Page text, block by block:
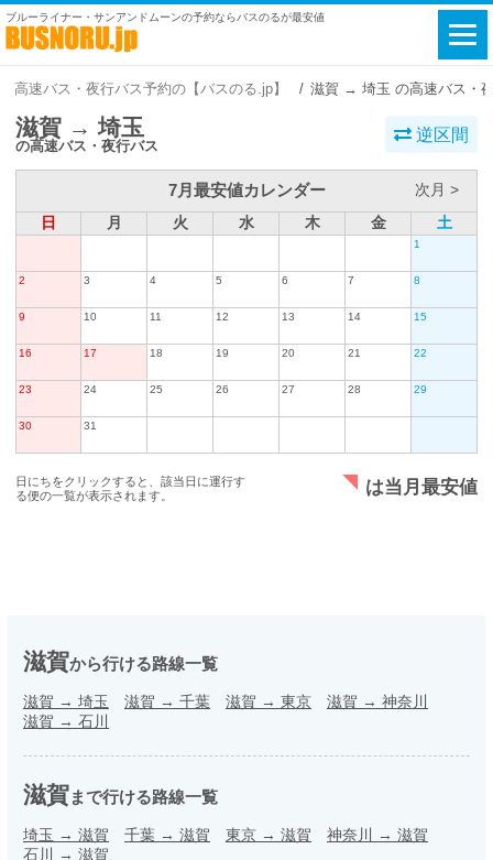
ブルーライナー・サンアンドムーンの予約ならバスのるが最安値
高速バス・夜行バス予約の【バスのる.jp】 滋賀 → 埼玉 の高速バス・
滋賀 → 埼玉
の高速バス・夜行バス
逆区間
7月最安値カレンダー
次月 >
日
月 火 水 木 金 土
1
2 3 4 5 6 7 8
9 10 11 12 13 14 15
16 17 18 19 20 21 22
23 24 25 26 27 28 29
30 31
日にちをクリックすると、該当日に運行す
る便の一覧が表示されます。
は当月最安値
滋賀から行ける路線一覧
滋賀 → 埼玉 滋賀 → 千葉 滋賀 → 東京 滋賀 → 神奈川
滋賀 → 石川
滋賀まで行ける路線一覧
埼玉 → 滋賀 千葉 → 滋賀 東京 → 滋賀 神奈川 → 滋賀
石川 → 滋賀